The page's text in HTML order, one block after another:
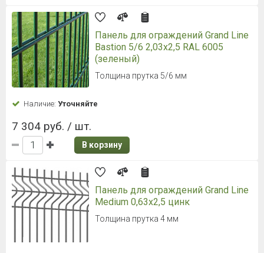
Панель для ограждений Grand Line
Bastion 5/6 2,03x2,5 RAL 6005
(зеленый)
Толщина прутка 5/6 мм
Наличие: Уточняйте
7 304 руб. / шт.
В корзину
Панель для ограждений Grand Line
Medium 0,63x2,5 цинк
Толщина прутка 4 мм